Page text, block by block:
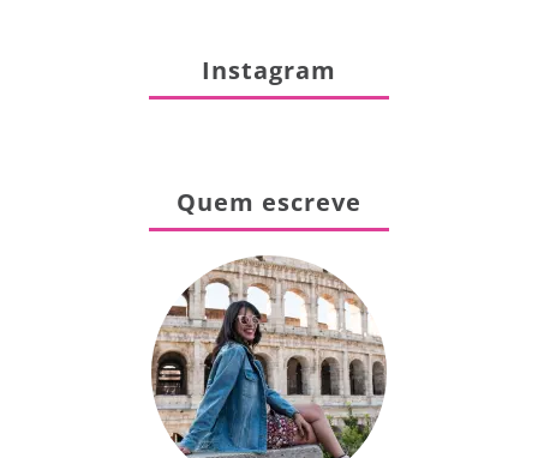
Instagram
Quem escreve